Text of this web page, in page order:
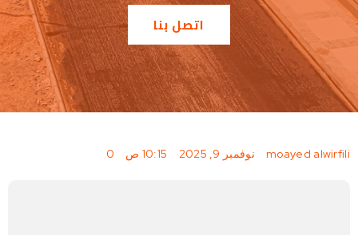
اتصل بنا
moayed alwirfili نوفمبر 9, 2025 10:15 ص 0